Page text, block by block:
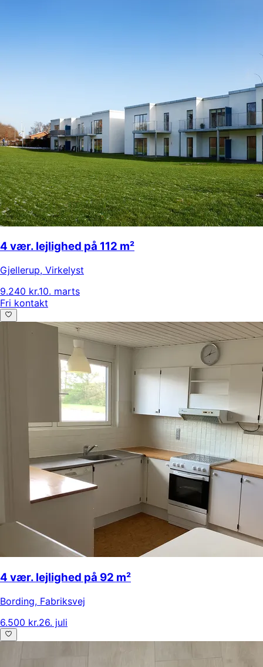
4 vær. lejlighed på 112 m²
Gjellerup, Virkelyst
9.240 kr.10. marts
Fri kontakt
4 vær. lejlighed på 92 m²
Bording, Fabriksvej
6.500 kr.26. juli